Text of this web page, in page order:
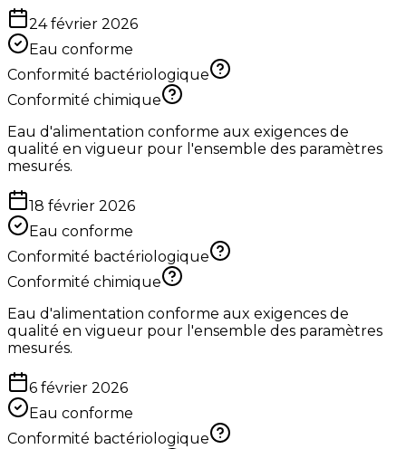
24 février 2026
Eau conforme
Conformité bactériologique
Conformité chimique
Eau d'alimentation conforme aux exigences de
qualité en vigueur pour l'ensemble des paramètres
mesurés.
18 février 2026
Eau conforme
Conformité bactériologique
Conformité chimique
Eau d'alimentation conforme aux exigences de
qualité en vigueur pour l'ensemble des paramètres
mesurés.
6 février 2026
Eau conforme
Conformité bactériologique